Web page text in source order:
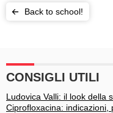
Back to school!
CONSIGLI UTILI
Ludovica Valli: il look della
Ciprofloxacina: